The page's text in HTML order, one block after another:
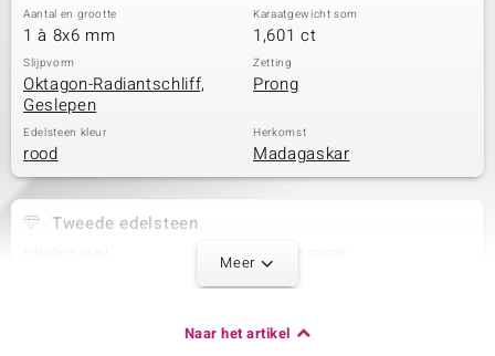
Aantal en grootte
1 à 8x6 mm
Karaatgewicht som
1,601 ct
Slijpvorm
Oktagon-Radiantschliff,
Geslepen
Zetting
Prong
Edelsteen kleur
rood
Herkomst
Madagaskar
Tweede edelsteen
2 à 1,2 mm
Rond geslepen
Meer
Naar het artikel